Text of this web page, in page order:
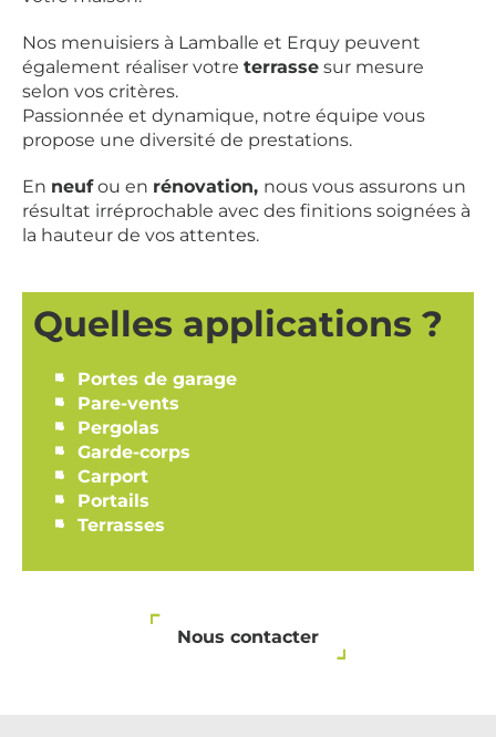
Nos menuisiers à Lamballe et Erquy peuvent
également réaliser votre terrasse sur mesure
selon vos critères.
Passionnée et dynamique, notre équipe vous
propose une diversité de prestations.
En neufou en rénovation, nous vous assurons un
résultat irréprochable avec des finitions soignées à
la hauteur de vos attentes.
Quelles applications ?
Portes de garage
Pare-vents
Pergolas
Garde-corps
Carport
Portails
Terrasses
Nous contacter